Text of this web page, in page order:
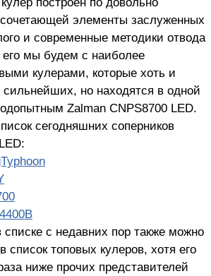
элементы заслуженных
и современные методики отвода
мы будем с наиболее
кулерами, которые хоть и
сильнейших, но находятся в одной
Zalman CNPS8700 LED.
сегодняшних соперников
с недавних пор также можно
список топовых кулеров, хотя его
ниже прочих представителей